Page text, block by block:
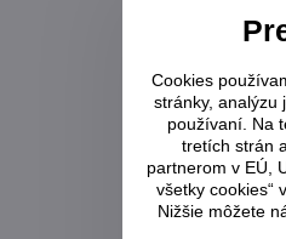
Cookies
stránky, analýzu
používaní. Na
tretích strán
partnerom v EÚ,
všetky cookies“
Nižšie môžete